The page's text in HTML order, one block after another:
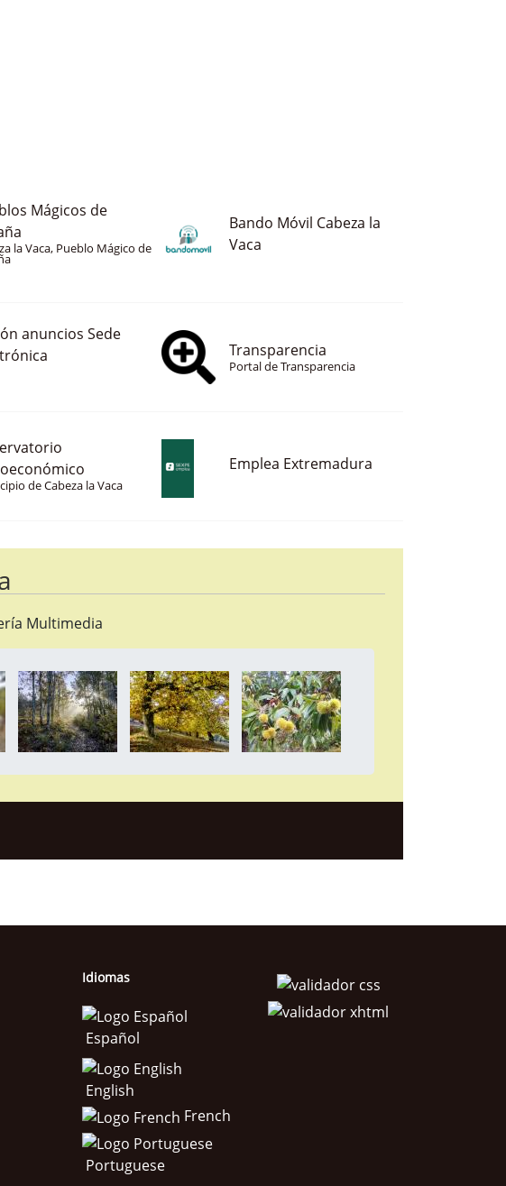
Mágicos de
la Vaca, Pueblo Mágico de
Bando Móvil Cabeza la
Vaca
anuncios Sede
Transparencia
Portal de Transparencia
de Cabeza la Vaca
Emplea Extremadura
Multimedia
Idiomas
Español
English
French
Portuguese